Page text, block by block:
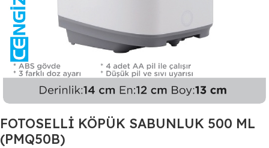
FOTOSELLİ KÖPÜK SABUNLUK 500 ML
(PMQ50B)